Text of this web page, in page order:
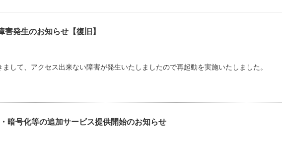
発生のお知らせ【復旧】
して、アクセス出来ない障害が発生いたしましたので再起動を実施いたしました。
暗号化等の追加サービス提供開始のお知らせ